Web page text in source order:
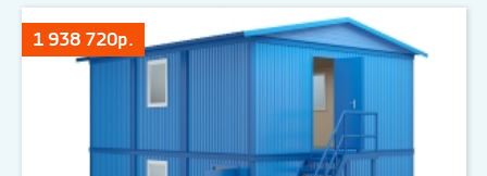
1 938 720р.